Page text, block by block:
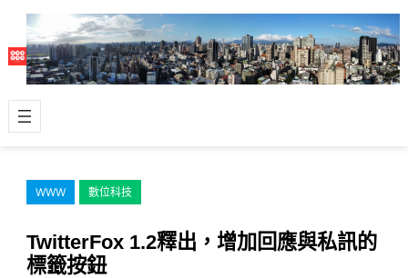
主
容
WWW 數位科技
TwitterFox 1.2釋出，增加回應與私訊的
標籤按鈕